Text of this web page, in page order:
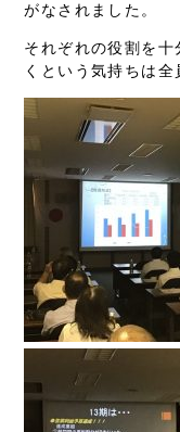
がなされました。
それぞれの役割を
くという気持ちは全